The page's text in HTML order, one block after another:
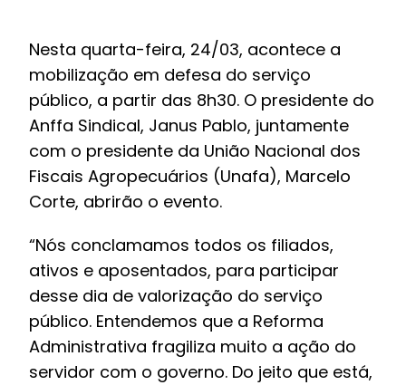
Nesta quarta-feira, 24/03, acontece a
mobilização em defesa do serviço
público, a partir das 8h30. O presidente do
Anffa Sindical, Janus Pablo, juntamente
com o presidente da União Nacional dos
Fiscais Agropecuários (Unafa), Marcelo
Corte, abrirão o evento.
“Nós conclamamos todos os filiados,
ativos e aposentados, para participar
desse dia de valorização do serviço
público. Entendemos que a Reforma
Administrativa fragiliza muito a ação do
servidor com o governo. Do jeito que está,